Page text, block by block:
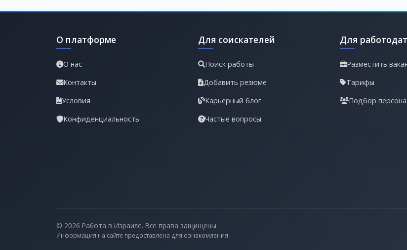
О платформе
О нас
Контакты
Условия
Конфиденциальность
Для соискателей
Поиск работы
Добавить резюме
Карьерный блог
Частые вопросы
Для
Разместить
Тарифы
Подбор
© 2026 Работа в Израиле. Все права защищены.
Информация на сайте предоставлена для ознакомления.